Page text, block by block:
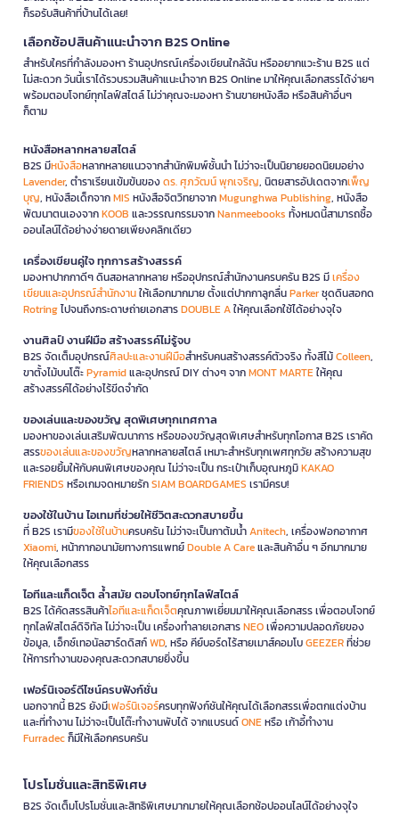
ก็รอรับสินค้าที่บ้านได้เลย!
เลือกช้อปสินค้าแนะนำจาก B2S Online
สำหรับใครที่กำลังมองหา ร้านอุปกรณ์เครื่องเขียนใกล้ฉัน หรืออยากแวะร้าน B2S แต่
ไม่สะดวก วันนี้เราได้รวบรวมสินค้าแนะนำจาก B2S Online มาให้คุณเลือกสรรได้ง่ายๆ
พร้อมตอบโจทย์ทุกไลฟ์สไตล์ ไม่ว่าคุณจะมองหา ร้านขายหนังสือ หรือสินค้าอื่นๆ
ก็ตาม
หนังสือหลากหลายสไตล์
B2S มีหนังสือหลากหลายแนวจากสำนักพิมพ์ชั้นนำ ไม่ว่าจะเป็นนิยายยอดนิยมอย่าง
Lavender, ตำราเรียนเข้มข้นของดร. ศุภวัฒน์ พุกเจริญ, นิตยสารอัปเดตจากเพ็ญ
บุญ, หนังสือเด็กจากMIS หนังสือจิตวิทยาจากMugunghwa Publishing, หนังสือ
พัฒนาตนเองจากKOOB และวรรณกรรมจากNanmeebooks ทั้งหมดนี้สามารถซื้อ
ออนไลน์ได้อย่างง่ายดายเพียงคลิกเดียว
เครื่องเขียนคู่ใจ ทุกการสร้างสรรค์
มองหาปากกาดีๆ ดินสอหลากหลาย หรืออุปกรณ์สำนักงานครบครัน B2S มีเครื่อง
เขียนและอุปกรณ์สำนักงานให้เลือกมากมาย ตั้งแต่ปากกาลูกลื่นParkerชุดดินสอกด
Rotringไปจนถึงกระดาษถ่ายเอกสารDOUBLE Aให้คุณเลือกใช้ได้อย่างจุใจ
งานศิลป์ งานฝีมือ สร้างสรรค์ไม่รู้จบ
B2S จัดเต็มอุปกรณ์ศิลปะและงานฝีมือสำหรับคนสร้างสรรค์ตัวจริง ทั้งสีไม้Colleen,
ขาตั้งไม้บนโต๊ะPyramidและอุปกรณ์ DIY ต่างๆ จากMONT MARTEให้คุณ
สร้างสรรค์ได้อย่างไร้ขีดจำกัด
ของเล่นและของขวัญ สุดพิเศษทุกเทศกาล
มองหาของเล่นเสริมพัฒนาการ หรือของขวัญสุดพิเศษสำหรับทุกโอกาส B2S เราคัด
สรรของเล่นและของขวัญหลากหลายสไตล์ เหมาะสำหรับทุกเพศทุกวัย สร้างความสุข
และรอยยิ้มให้กับคนพิเศษของคุณ ไม่ว่าจะเป็น กระเป๋าเก็บอุณหภูมิKAKAO
FRIENDS หรือเกมจดหมายรักSIAM BOARDGAMES เรามีครบ!
ของใช้ในบ้าน ไอเทมที่ช่วยให้ชีวิตสะดวกสบายขึ้น
ที่ B2S เรามีของใช้ในบ้านครบครัน ไม่ว่าจะเป็นกาต้มน้ำAnitech, เครื่องฟอกอากาศ
Xiaomi, หน้ากากอนามัยทางการแพทย์Double A Careและสินค้าอื่น ๆ อีกมากมาย
ให้คุณเลือกสรร
ไอทีและแก็ดเจ็ต ล้ำสมัย ตอบโจทย์ทุกไลฟ์สไตล์
B2S ได้คัดสรรสินค้าไอทีและแก็ดเจ็ตคุณภาพเยี่ยมมาให้คุณเลือกสรร เพื่อตอบโจทย์
ทุกไลฟ์สไตล์ดิจิทัล ไม่ว่าจะเป็น เครื่องทำลายเอกสารNEOเพื่อความปลอดภัยของ
ข้อมูล, เอ็กซ์เทอนัลฮาร์ดดิสก์WD, หรือ คีย์บอร์ดไร้สายเมาส์คอมโบGEEZERที่ช่วย
ให้การทำงานของคุณสะดวกสบายยิ่งขึ้น
เฟอร์นิเจอร์ดีไซน์ครบฟังก์ชั่น
นอกจากนี้ B2S ยังมีเฟอร์นิเจอร์ครบทุกฟังก์ชันให้คุณได้เลือกสรรเพื่อตกแต่งบ้าน
และที่ทำงาน ไม่ว่าจะเป็นโต๊ะทำงานพับได้ จากแบรนด์ONEหรือ เก้าอี้ทำงาน
Furradecก็มีให้เลือกครบครัน
โปรโมชั่นและสิทธิพิเศษ
B2S จัดเต็มโปรโมชั่นและสิทธิพิเศษมากมายให้คุณเลือกช้อปออนไลน์ได้อย่างจุใจ